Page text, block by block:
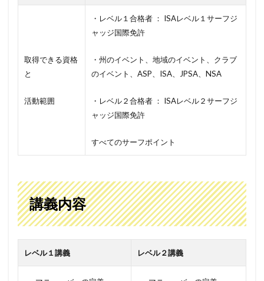
取得できる資格
と
活動範囲
・レベル１合格者 ： ISAレベル１サーフジ
ャッジ国際免許
・州のイベント、地域のイベント、クラブ
のイベント、ASP、ISA、JPSA、NSA
・レベル２合格者 ： ISAレベル２サーフジ
ャッジ国際免許
すべてのサーフポイント
講義内容
レベル１講義 レベル２講義